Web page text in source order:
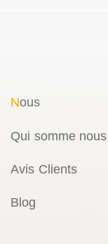
Nous
Qui somme nous
Avis Clients
Blog